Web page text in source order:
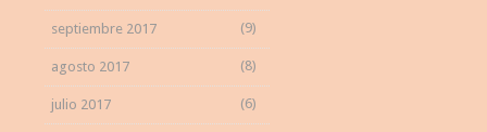
septiembre 2017 (9)
agosto 2017 (8)
julio 2017 (6)